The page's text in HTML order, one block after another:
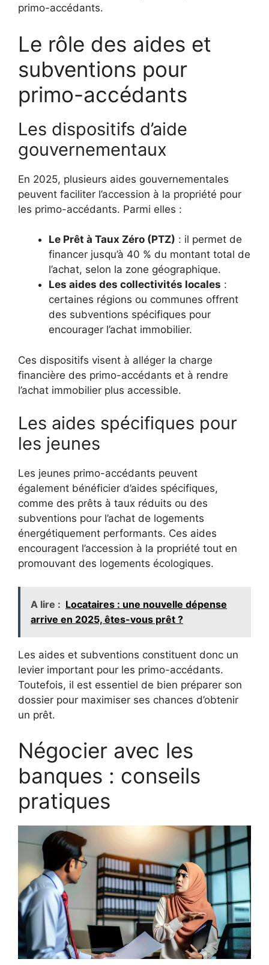
primo-accédants.
Le rôle des aides et
subventions pour
primo-accédants
Les dispositifs d’aide
gouvernementaux
En 2025, plusieurs aides gouvernementales
peuvent faciliter l’accession à la propriété pour
les primo-accédants. Parmi elles :
Le Prêt à Taux Zéro (PTZ) : il permet de
financer jusqu’à 40 % du montant total de
l’achat, selon la zone géographique.
Les aides des collectivités locales :
certaines régions ou communes offrent
des subventions spécifiques pour
encourager l’achat immobilier.
Ces dispositifs visent à alléger la charge
financière des primo-accédants et à rendre
l’achat immobilier plus accessible.
Les aides spécifiques pour
les jeunes
Les jeunes primo-accédants peuvent
également bénéficier d’aides spécifiques,
comme des prêts à taux réduits ou des
subventions pour l’achat de logements
énergétiquement performants. Ces aides
encouragent l’accession à la propriété tout en
promouvant des logements écologiques.
A lire : Locataires : une nouvelle dépense
arrive en 2025, êtes-vous prêt ?
Les aides et subventions constituent donc un
levier important pour les primo-accédants.
Toutefois, il est essentiel de bien préparer son
dossier pour maximiser ses chances d’obtenir
un prêt.
Négocier avec les
banques : conseils
pratiques